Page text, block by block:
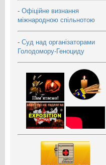
- Офіційне визнання
міжнародною спільнотою
- Суд над організаторами
Голодомору-Геноциду